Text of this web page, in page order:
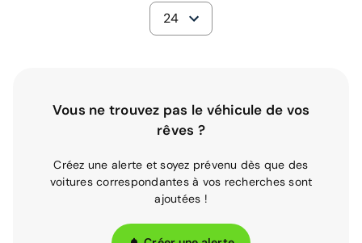
24
Vous ne trouvez pas le véhicule de vos
rêves ?
Créez une alerte et soyez prévenu dès que des
voitures correspondantes à vos recherches sont
ajoutées !